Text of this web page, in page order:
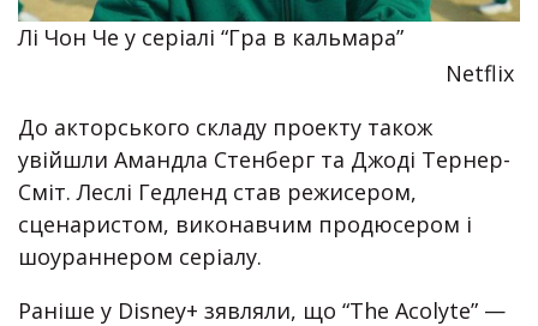
Лі Чон Че у серіалі “Гра в кальмара”
Netflix
До акторського складу проекту також
увійшли Амандла Стенберг та Джоді Тернер-
Сміт. Леслі Гедленд став режисером,
сценаристом, виконавчим продюсером і
шоураннером серіалу.
Раніше у Disney+ зявляли, що “The Acolyte” —